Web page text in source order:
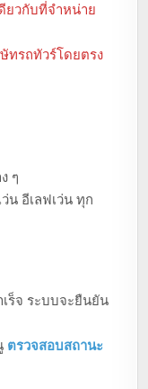
ยวกับที่จำหน่าย
ทรถทัวร์โดยตรง
ๆ
น อีเลฟเว่น ทุก
เร็จ ระบบจะยืนยัน
ตรวจสอบสถานะ